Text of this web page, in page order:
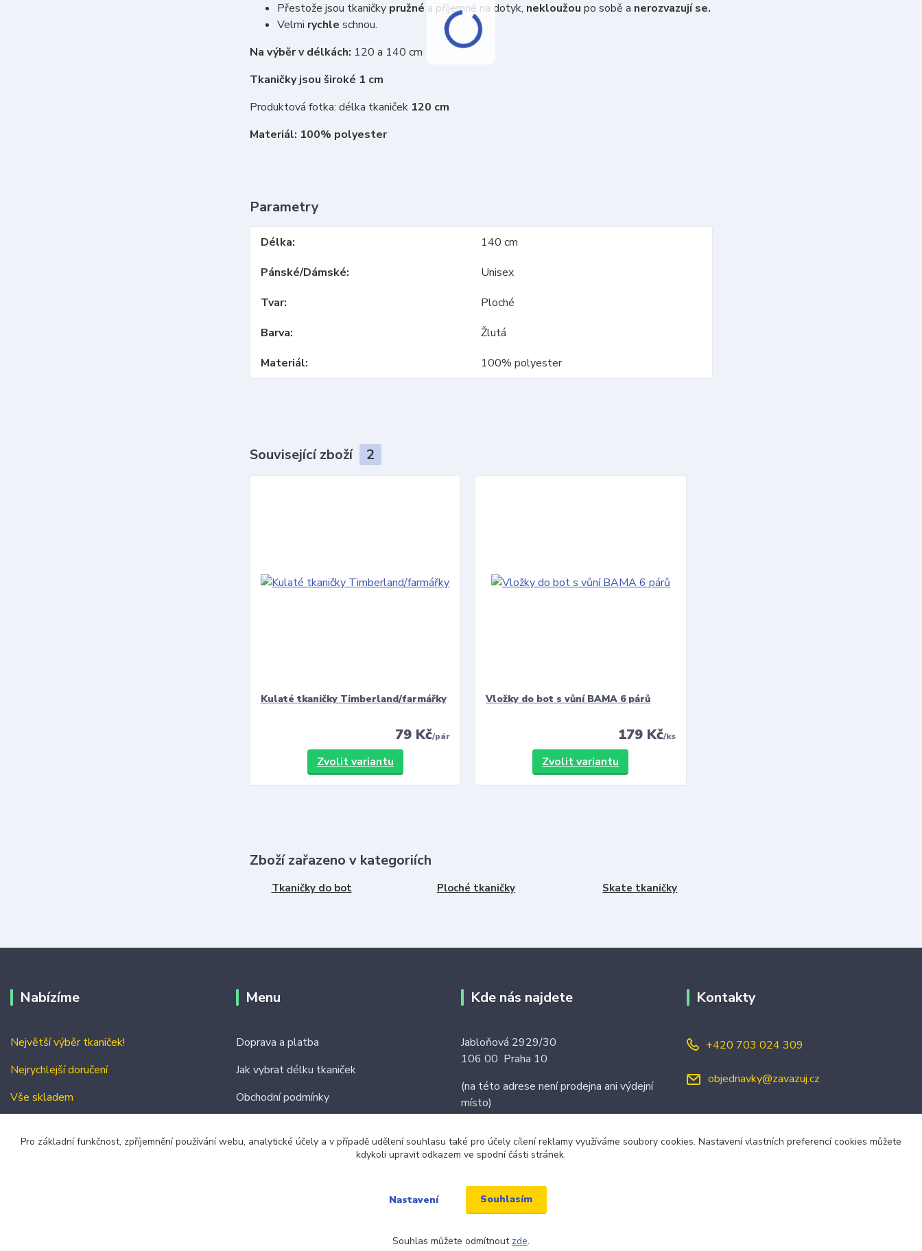
Přestože jsou tkaničky pružné a příjemné na dotyk, nekloužou po sobě a nerozvazují se.
Velmi rychle schnou.
Na výběr v délkách: 120 a 140 cm
Tkaničky jsou široké 1 cm
Produktová fotka: délka tkaniček 120 cm
Materiál: 100% polyester
Parametry
Délka
140 cm
Pánské/Dámské
Unisex
Tvar
Ploché
Barva
Žlutá
Materiál
100% polyester
Související zboží 2
Kulaté tkaničky Timberland/farmářky
79 Kč/pár
Zvolit variantu
Vložky do bot s vůní BAMA 6 párů
179 Kč/ks
Zvolit variantu
Zboží zařazeno v kategoriích
Tkaničky do bot Ploché tkaničky Skate tkaničky
Nabízíme
Největší výběr tkaniček!
Nejrychlejší doručení
Vše skladem
Menu
Doprava a platba
Jak vybrat délku tkaniček
Obchodní podmínky
Kde nás najdete
Jabloňová 2929/30
106 00 Praha 10
(na této adrese není prodejna ani výdejní
místo)
Kontakty
+420 703 024 309
objednavky@zavazuj.cz
Pro základní funkčnost, zpříjemnění používání webu, analytické účely a v případě udělení souhlasu také pro účely cílení reklamy využíváme soubory cookies. Nastavení vlastních preferencí cookies můžete
kdykoli upravit odkazem ve spodní části stránek.
Nastavení Souhlasím
Souhlas můžete odmítnout zde.